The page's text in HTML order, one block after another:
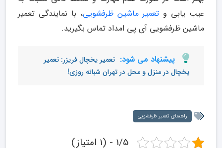
عیب یابی و تعمیر ماشین ظرفشویی، با نمایندگی تعمیر
ماشین ظرفشویی آی پی امداد تماس بگیرید.
پیشنهاد می شود: تعمیر یخچال فریزر: تعمیر
یخچال در منزل و محل در تهران شبانه روزی!
راهنمای تعمیر ظرفشویی
1/5 - (1 امتیاز)